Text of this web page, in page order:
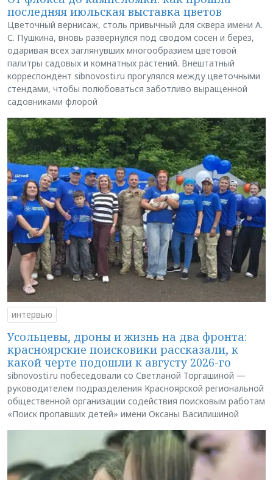
последняя июльская выставка цветов
Цветочный вернисаж, столь привычный для сквера имени А.
С. Пушкина, вновь развернулся под сводом сосен и берёз,
одаривая всех заглянувших многообразием цветовой
палитры садовых и комнатных растений. Внештатный
корреспондент sibnovosti.ru прогулялся между цветочными
стендами, чтобы полюбоваться заботливо выращенной
садовниками флорой
интервью
Усольцевы, дроны и жизнь на два фронта:
красноярские поисковики рассказали, к
какой черте подошли к августу 2026-го
sibnovosti.ru побеседовали со Светланой Торгашиной —
руководителем подразделения Красноярской региональной
общественной организации содействия поисковым работам
«Поиск пропавших детей» имени Оксаны Василишиной